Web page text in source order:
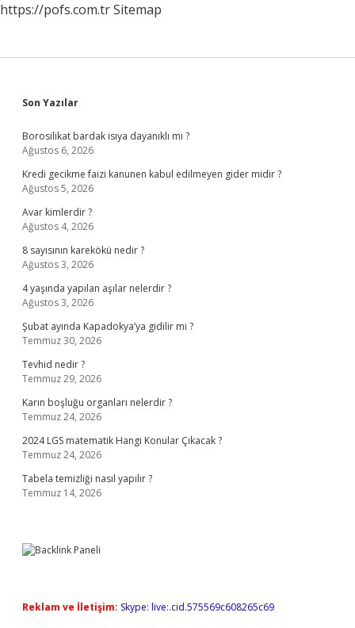
https://pofs.com.trSitemap
Sidebar
Son Yazılar
Borosilikat bardak isıya dayanıklı mı ?
Ağustos 6, 2026
Kredi gecikme faizi kanunen kabul edilmeyen gider midir ?
Ağustos 5, 2026
Avar kimlerdir ?
Ağustos 4, 2026
8 sayısının karekökü nedir ?
Ağustos 3, 2026
4 yaşında yapılan aşılar nelerdir ?
Ağustos 3, 2026
Şubat ayında Kapadokya’ya gidilir mi ?
Temmuz 30, 2026
Tevhid nedir ?
Temmuz 29, 2026
Karın boşluğu organları nelerdir ?
Temmuz 24, 2026
2024 LGS matematik Hangi Konular Çıkacak ?
Temmuz 24, 2026
Tabela temizliği nasıl yapılır ?
Temmuz 14, 2026
Reklam ve İletişim: Skype: live:.cid.575569c608265c69